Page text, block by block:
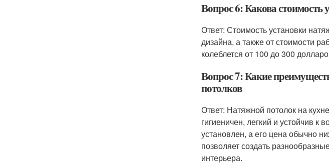
Вопрос 6: Какова стоимость
Ответ: Стоимость установки
дизайна, а также от стоимости
колеблется от 100 до 300
Вопрос 7: Какие
потолков
Ответ: Натяжной потолок на
гигиеничен, легкий и устойчив
установлен, а его цена обычно
позволяет создать
интерьера.